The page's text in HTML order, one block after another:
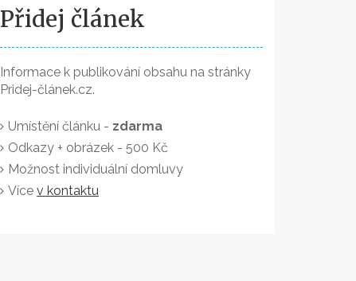
Přidej článek
Informace k publikování obsahu na stránky
Pridej-článek.cz.
Umístění článku - zdarma
Odkazy + obrázek - 500 Kč
Možnost individuální domluvy
Více v kontaktu